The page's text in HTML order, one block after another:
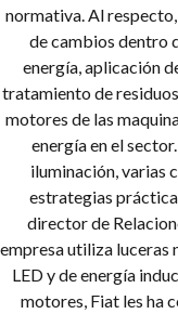
normativa.Al
de cambios dentro
energía, aplicación
tratamiento de
motores de las
energía en el
iluminación, varias
estrategias
director de
empresa utiliza luceras
LED y de energía
motores, Fiat les ha